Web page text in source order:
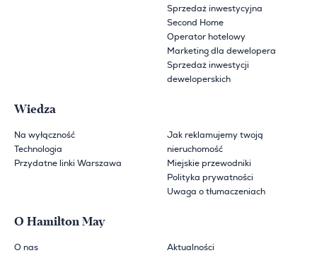
Sprzedaż inwestycyjna
Second Home
Operator hotelowy
Marketing dla dewelopera
Sprzedaż inwestycji
deweloperskich
Wiedza
Na wyłączność
Technologia
Przydatne linki Warszawa
Jak reklamujemy twoją
nieruchomość
Miejskie przewodniki
Polityka prywatności
Uwaga o tłumaczeniach
O Hamilton May
O nas
Aktualności